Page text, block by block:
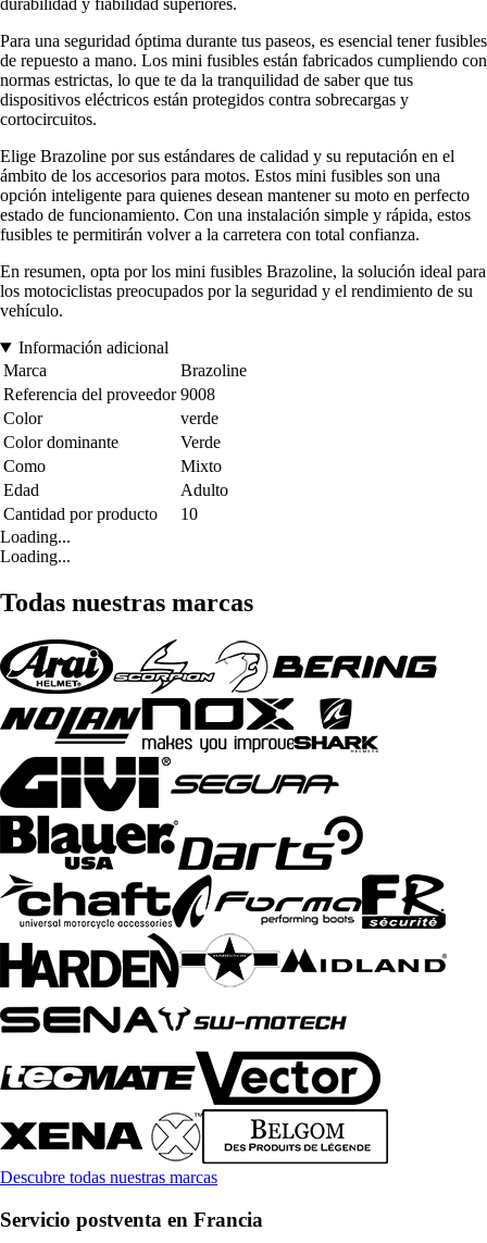
durabilidad y fiabilidad superiores.
Para una seguridad óptima durante tus paseos, es esencial tener fusibles
de repuesto a mano. Los mini fusibles están fabricados cumpliendo con
normas estrictas, lo que te da la tranquilidad de saber que tus
dispositivos eléctricos están protegidos contra sobrecargas y
cortocircuitos.
Elige Brazoline por sus estándares de calidad y su reputación en el
ámbito de los accesorios para motos. Estos mini fusibles son una
opción inteligente para quienes desean mantener su moto en perfecto
estado de funcionamiento. Con una instalación simple y rápida, estos
fusibles te permitirán volver a la carretera con total confianza.
En resumen, opta por los mini fusibles Brazoline, la solución ideal para
los motociclistas preocupados por la seguridad y el rendimiento de su
vehículo.
Información adicional
Marca
Brazoline
Referencia del proveedor 9008
Color
verde
Color dominante
Verde
Como
Mixto
Edad
Adulto
Cantidad por producto
10
Loading...
Loading...
Todas nuestras marcas
Descubre todas nuestras marcas
Servicio postventa en Francia